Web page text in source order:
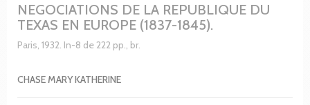
NEGOCIATIONS DE LA REPUBLIQUE DU
TEXAS EN EUROPE (1837-1845).
Paris, 1932. In-8 de 222 pp., br.
CHASE MARY KATHERINE